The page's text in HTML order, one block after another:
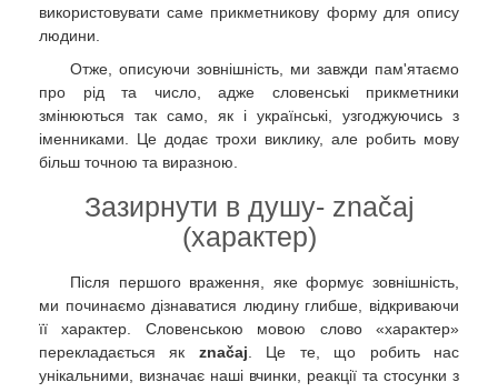
використовувати саме прикметникову форму для опису
людини.
Отже, описуючи зовнішність, ми завжди пам'ятаємо
про рід та число, адже словенські прикметники
змінюються так само, як і українські, узгоджуючись з
іменниками. Це додає трохи виклику, але робить мову
більш точною та виразною.
Зазирнути в душу- značaj
(характер)
Після першого враження, яке формує зовнішність,
ми починаємо дізнаватися людину глибше, відкриваючи
її характер. Словенською мовою слово «характер»
перекладається як značaj. Це те, що робить нас
унікальними, визначає наші вчинки, реакції та стосунки з